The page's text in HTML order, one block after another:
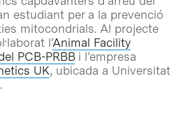
estudiant per a la prevenció
mitocondrials. Al projecte
l’Animal Facility
PCB-PRBBi l’empresa
UK, ubicada a Universitat